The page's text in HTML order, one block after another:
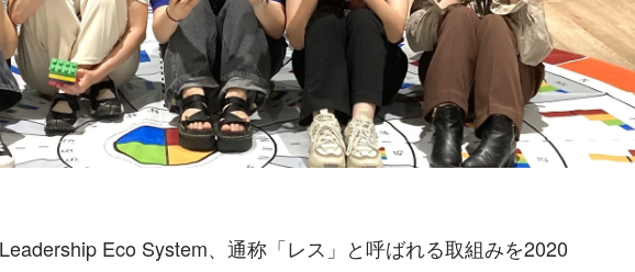
Eco System、通称「レス」と呼ばれる取組みを2020